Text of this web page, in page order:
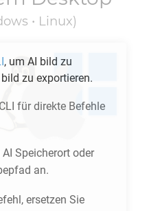
• Linux)
, um AI bild zu
bild zu exportieren.
für direkte Befehle
AI Speicherort oder
an.
ersetzen Sie